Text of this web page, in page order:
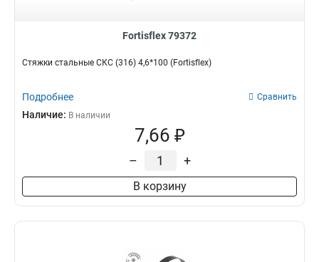
Fortisflex 79372
Стяжки стальные СКС (316) 4,6*100 (Fortisflex)
Подробнее Сравнить
Наличие: В наличии
7,66 ₽
– +
В корзину